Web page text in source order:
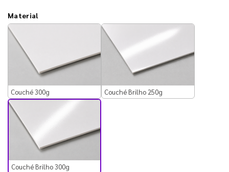
Material
Couché 300g Couché Brilho 250g
Couché Brilho 300g